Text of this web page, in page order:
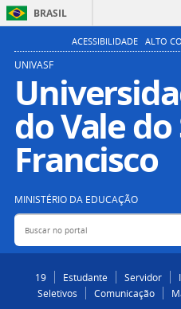
BRASIL
ACESSIBILIDADE ALTO
UNIVASF
do Vale do
Francisco
MINISTÉRIO DA EDUCAÇÃO
Buscar no portal
19
Estudante Servidor
Seletivos
Comunicação